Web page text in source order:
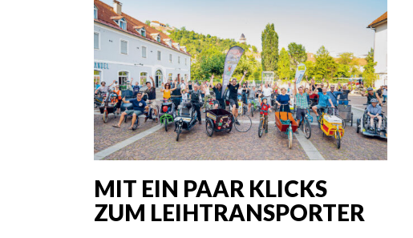
MIT EIN PAAR KLICKS
ZUM LEIHTRANSPORTER